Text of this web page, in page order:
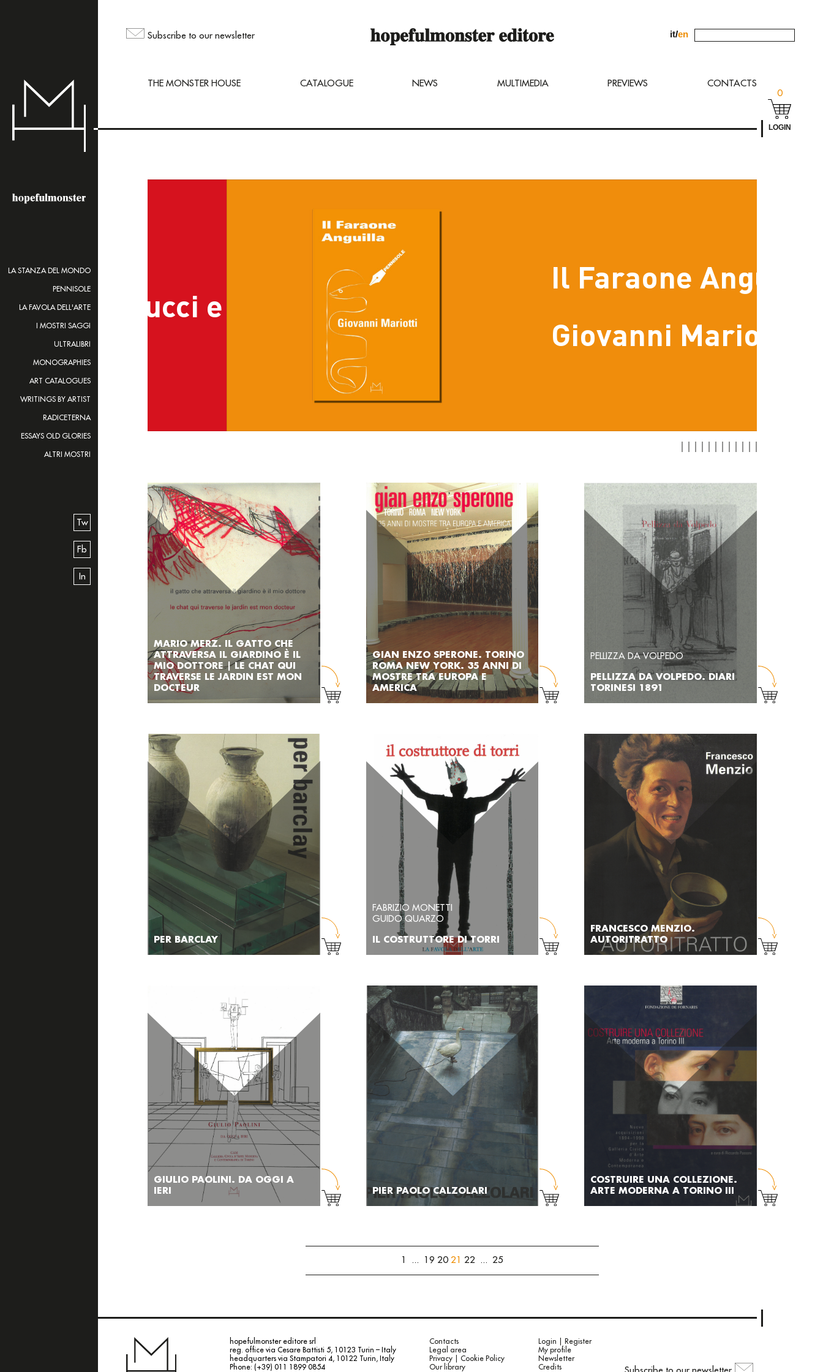
but you can still order titles by sending a request to
LA STANZA DEL MONDO
PENNISOLE
LA FAVOLA DELL'ARTE
I MOSTRI SAGGI
ULTRALIBRI
MONOGRAPHIES
ART CATALOGUES
WRITINGS BY ARTIST
RADICETERNA
ESSAYS OLD GLORIES
ALTRI MOSTRI
Tw
Fb
In
Subscribe to our newsletter it/en
THE MONSTER HOUSE CATALOGUE NEWS MULTIMEDIA PREVIEWS
CONTACTS
0
LOGIN
Il Faraone Anguilla
Giovanni Mariotti
MARIO MERZ. IL GATTO CHE
ATTRAVERSA IL GIARDINO È IL
MIO DOTTORE | LE CHAT QUI
TRAVERSE LE JARDIN EST MON
DOCTEUR
GIAN ENZO SPERONE. TORINO
ROMA NEW YORK. 35 ANNI DI
MOSTRE TRA EUROPA E
AMERICA
PELLIZZA DA VOLPEDO
PELLIZZA DA VOLPEDO. DIARI
TORINESI 1891
PER BARCLAY
FABRIZIO MONETTI
GUIDO QUARZO
IL COSTRUTTORE DI TORRI
FRANCESCO MENZIO.
AUTORITRATTO
GIULIO PAOLINI. DA OGGI A
IERI
PIER PAOLO CALZOLARI
COSTRUIRE UNA COLLEZIONE.
ARTE MODERNA A TORINO III
1 ... 19 20 21 22 ... 25
hopefulmonster editore srl
reg. office via Cesare Battisti 5, 10123 Turin – Italy
headquarters via Stampatori 4, 10122 Turin, Italy
Phone: (+39) 011 1899 0854
Contacts
Legal area
Privacy | Cookie Policy
Our library
Login | Register
My profile
Newsletter
Credits